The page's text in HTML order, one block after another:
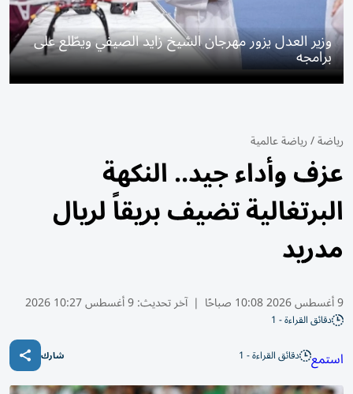
وزير العدل يزور مهرجان الشيخ زايد الصيفي ويطّلع على
برامجه
رياضة/رياضة عالمية
عزف وأداء جيد.. النكهة
البرتغالية تضيف بريقاً لريال
مدريد
9 أغسطس 2026 10:08 صباحًا | آخر تحديث:9 أغسطس 10:27 2026
دقائق القراءة - 1
استمع دقائق القراءة - 1 شارك